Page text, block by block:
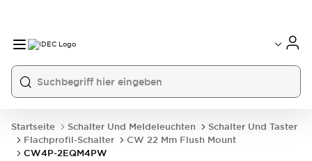
Startseite Schalter Und Meldeleuchten
Schalter Und Taster
Flachprofil-Schalter
CW 22 Mm Flush Mount
CW4P-2EQM4PW